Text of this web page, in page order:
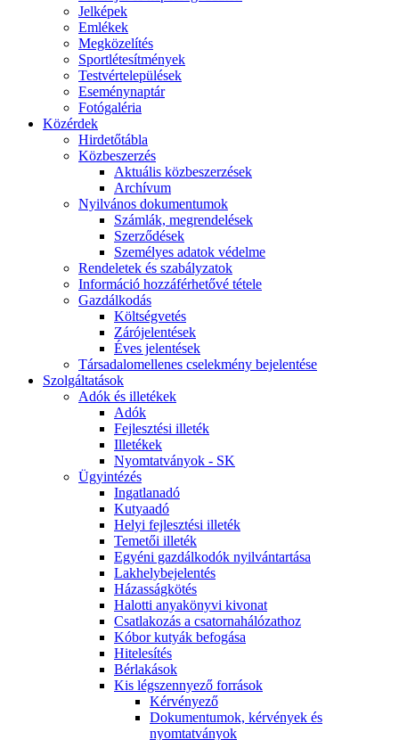
Jelképek
Emlékek
Megközelítés
Sportlétesítmények
Testvértelepülések
Eseménynaptár
Fotógaléria
Közérdek
Hirdetőtábla
Közbeszerzés
Aktuális közbeszerzések
Archívum
Nyilvános dokumentumok
Számlák, megrendelések
Szerződések
Személyes adatok védelme
Rendeletek és szabályzatok
Információ hozzáférhetővé tétele
Gazdálkodás
Költségvetés
Zárójelentések
Éves jelentések
Társadalomellenes cselekmény bejelentése
Szolgáltatások
Adók és illetékek
Adók
Fejlesztési illeték
Illetékek
Nyomtatványok - SK
Ügyintézés
Ingatlanadó
Kutyaadó
Helyi fejlesztési illeték
Temetői illeték
Egyéni gazdálkodók nyilvántartása
Lakhelybejelentés
Házasságkötés
Halotti anyakönyvi kivonat
Csatlakozás a csatornahálózathoz
Kóbor kutyák befogása
Hitelesítés
Bérlakások
Kis légszennyező források
Kérvényező
Dokumentumok, kérvények és
nyomtatványok